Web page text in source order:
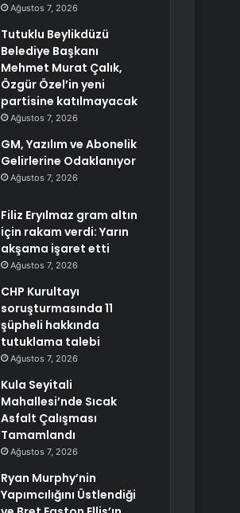
Ağustos 7, 2026
Tutuklu Beylikdüzü
Belediye Başkanı
Mehmet Murat Çalık,
Özgür Özel’in yeni
partisine katılmayacak
Ağustos 7, 2026
GM, Yazılım ve Abonelik
Gelirlerine Odaklanıyor
Ağustos 7, 2026
Filiz Eryılmaz gram altın
için rakam verdi: Yarın
akşama işaret etti
Ağustos 7, 2026
CHP Kurultayı
soruşturmasında 11
şüpheli hakkında
tutuklama talebi
Ağustos 7, 2026
Kula Seyitali
Mahallesi’nde Sıcak
Asfalt Çalışması
Tamamlandı
Ağustos 7, 2026
Ryan Murphy’nin
Yapımcılığını Üstlendiği